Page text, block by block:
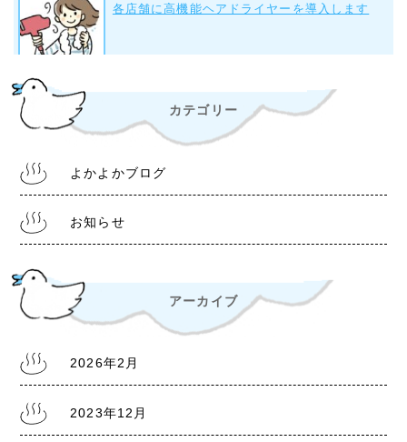
各店舗に高機能ヘアドライヤーを導入します
組合事務所について
2022.10.28
令和4年11月1日より 入浴料金改定について
2022.6.30
熊本銭湯『松の湯』 営業時間等変更のお知らせ
熊本銭湯『大福湯』 営業のお知らせ
カテゴリー
よかよかブログ
お知らせ
アーカイブ
2026年2月
2023年12月